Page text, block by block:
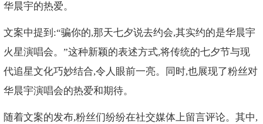
华晨宇的热爱。
文案中提到:“骗你的,那天七夕说去约会,其实约的是华晨宇
火星演唱会。”这种新颖的表述方式,将传统的七夕节与现
代追星文化巧妙结合,令人眼前一亮。同时,也展现了粉丝对
华晨宇演唱会的热爱和期待。
随着文案的发布,粉丝们纷纷在社交媒体上留言评论。其中,